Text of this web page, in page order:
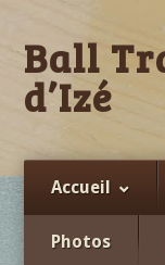
Ball
d’Izé
Facebook
Accueil
Photos